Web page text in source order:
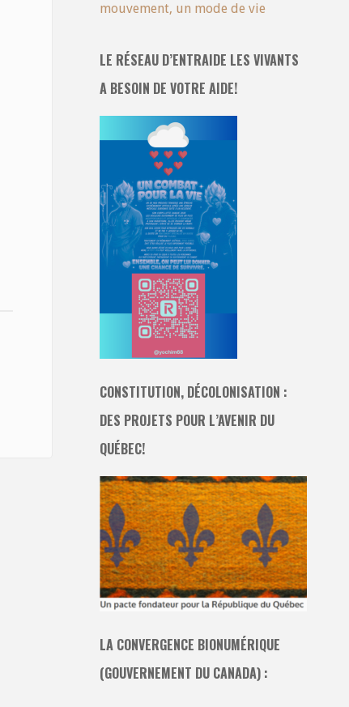
mouvement, un mode de vie
LE RÉSEAU D’ENTRAIDE LES VIVANTS
A BESOIN DE VOTRE AIDE!
CONSTITUTION, DÉCOLONISATION :
DES PROJETS POUR L’AVENIR DU
QUÉBEC!
LA CONVERGENCE BIONUMÉRIQUE
(GOUVERNEMENT DU CANADA) :